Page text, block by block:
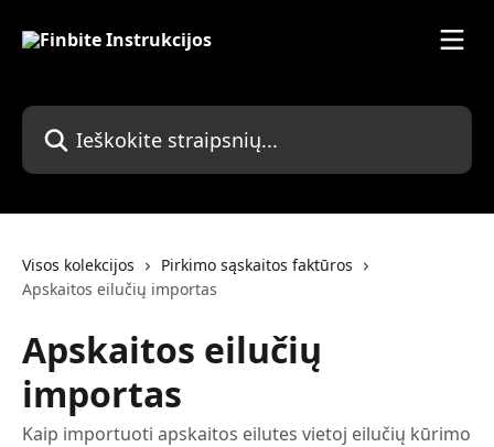
Ieškokite straipsnių...
Visos kolekcijos
Pirkimo sąskaitos faktūros
Apskaitos eilučių importas
Apskaitos eilučių
importas
Kaip importuoti apskaitos eilutes vietoj eilučių kūrimo